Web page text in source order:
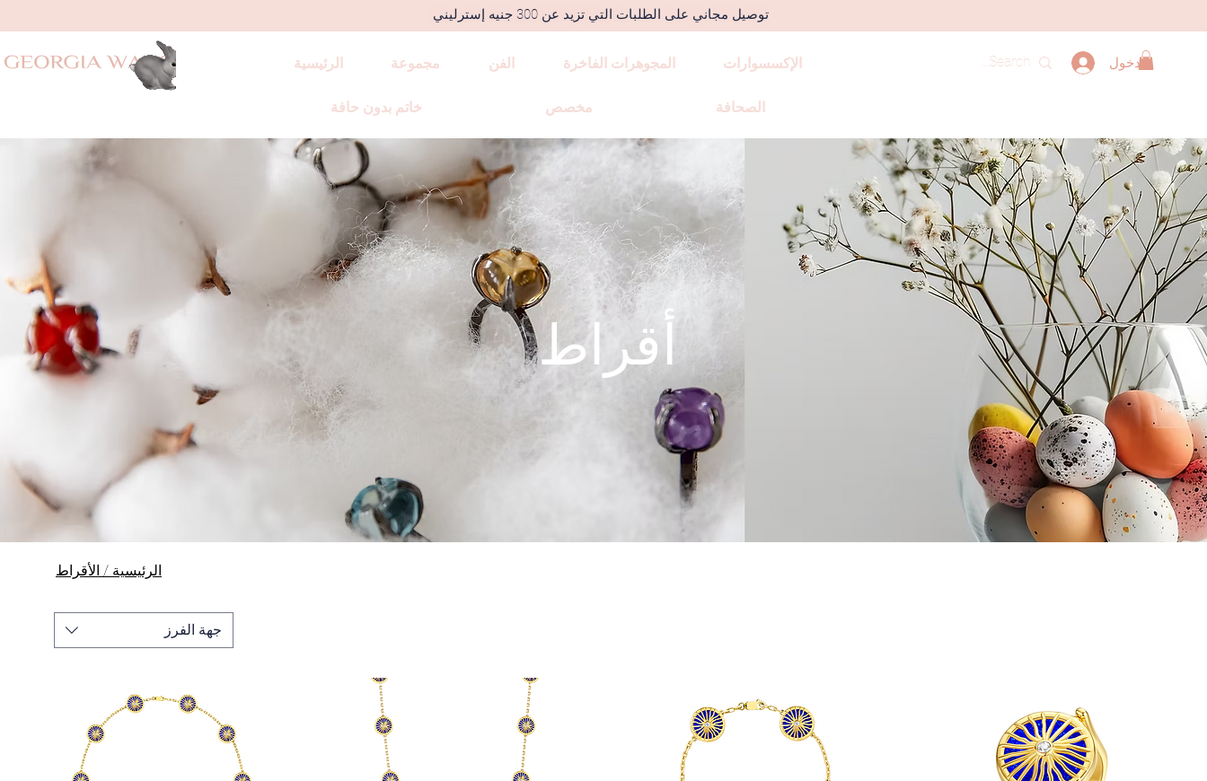
الرئيسية مجموعة الفن المجوهرات الفاخرة الإكسسوارات
خاتم بدون حافة مخصص الصحافة
توصيل مجاني على الطلبات التي تزيد عن 300 جنيه إسترليني
تسجيل الدخول
أقراط
الرئيسية / الأقراط
جهة الفرز